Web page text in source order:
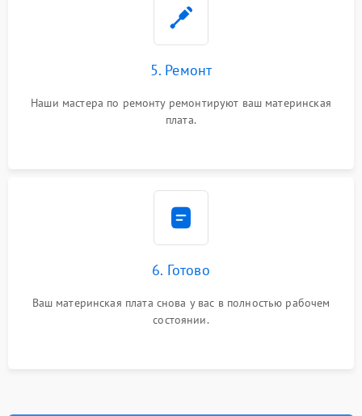
5. Ремонт
Наши мастера по ремонту ремонтируют ваш материнская
плата.
6. Готово
Ваш материнская плата снова у вас в полностью рабочем
состоянии.